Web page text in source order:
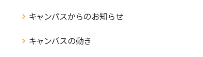
キャンパスからのお知らせ
キャンパスの動き